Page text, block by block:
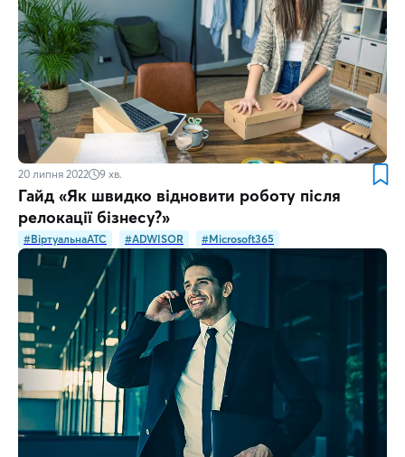
20 липня 2022 9 хв.
Гайд «Як швидко відновити роботу після
релокації бізнесу?»
#ВіртуальнаATC #ADWISOR #Microsoft365